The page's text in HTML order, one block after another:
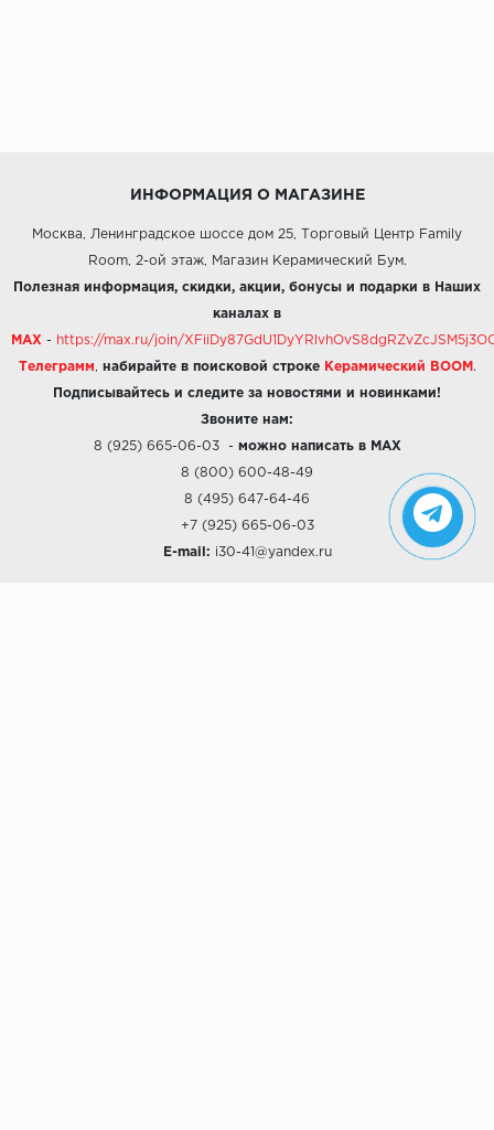
ИНФОРМАЦИЯ О МАГАЗИНЕ
Москва, Ленинградское шоссе дом 25, Торговый Центр Family
Room, 2-ой этаж, Магазин Керамический Бум.
Полезная информация, скидки, акции, бонусы и подарки в Наших
каналах в
MAX - https://max.ru/join/
Телеграмм набирайте в поисковой строке Керамический BOOM .
Подписывайтесь и следите за новостями и новинками!
Звоните нам:
8 (925) 665-06-03- можно написать в MAX
8 (800) 600-48-49
8 (495) 647-64-46
+7 (925) 665-06-03
E-mail: i30-41@yandex.ru